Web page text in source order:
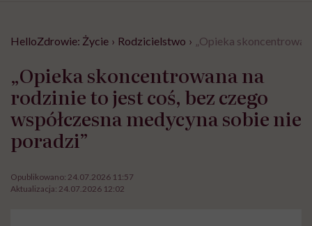
HelloZdrowie: Życie › Rodzicielstwo › „Opieka
„Opieka skoncentrowana na
rodzinie to jest coś, bez czego
współczesna medycyna sobie nie
poradzi”
Opublikowano: 24.07.2026 11:57
Aktualizacja: 24.07.2026 12:02